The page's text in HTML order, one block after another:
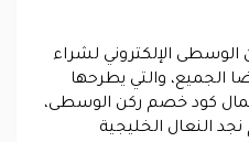
الوسطى الإلكتروني لشراء
الجميع، والتي يطرحها
كود خصم ركن الوسطى،
النعال الخليجية